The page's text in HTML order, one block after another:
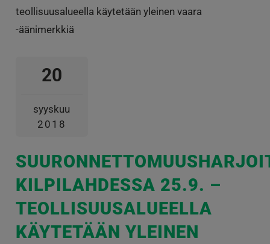
teollisuusalueella käytetään yleinen vaara
-äänimerkkiä
20
syyskuu
2018
KILPILAHDESSA 25.9. –
TEOLLISUUSALUEELLA
KÄYTETÄÄN YLEINEN